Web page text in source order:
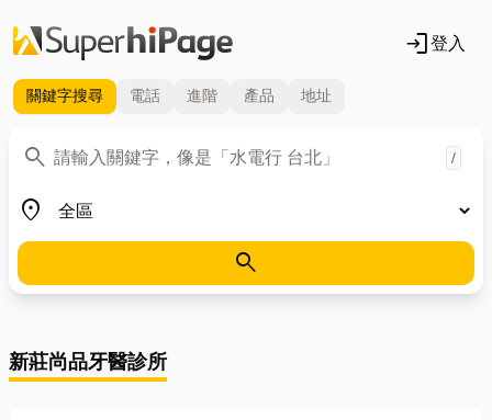
login登入
關鍵字搜尋 電話 進階 產品 地址
search
關鍵字 /
place
地區
search
新莊尚品牙醫診所